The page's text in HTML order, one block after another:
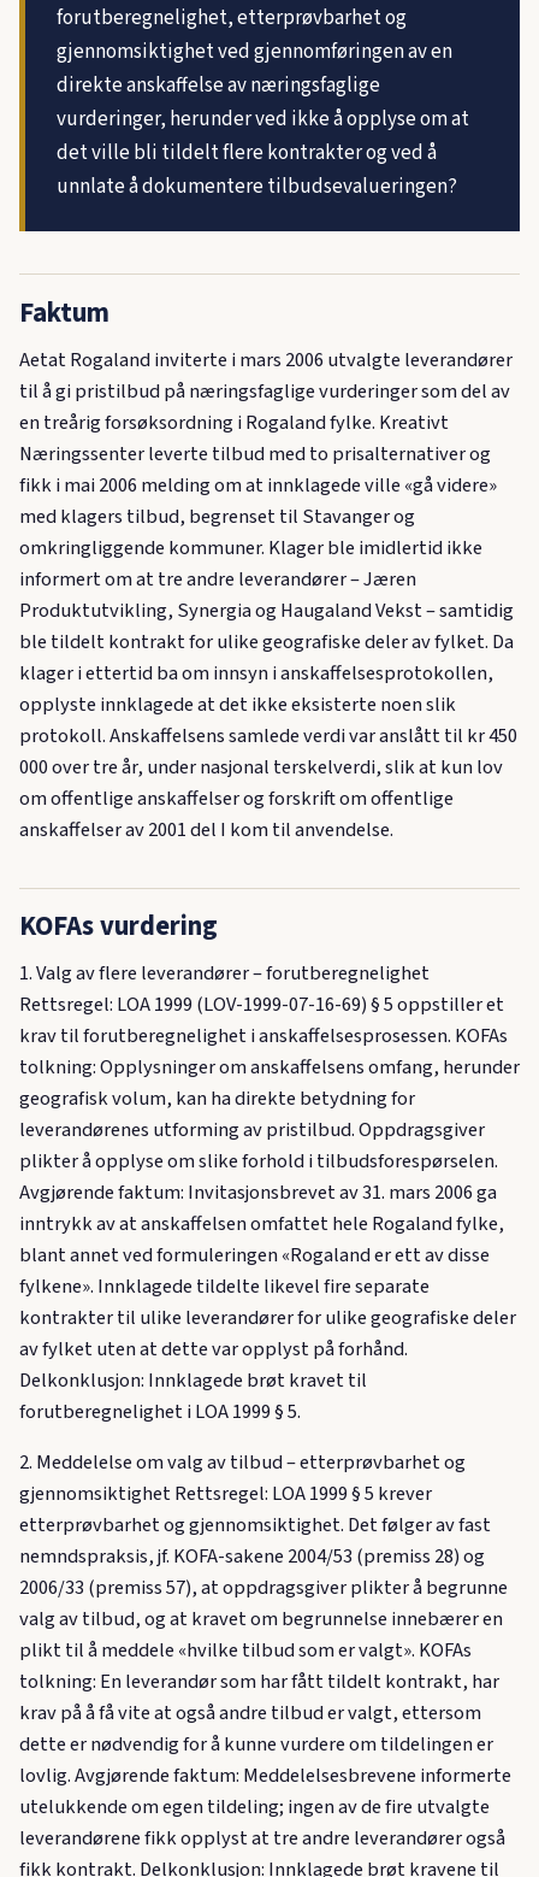
forutberegnelighet, etterprøvbarhet og
gjennomsiktighet ved gjennomføringen av en
direkte anskaffelse av næringsfaglige
vurderinger, herunder ved ikke å opplyse om at
det ville bli tildelt flere kontrakter og ved å
unnlate å dokumentere tilbudsevalueringen?
Faktum
Aetat Rogaland inviterte i mars 2006 utvalgte leverandører
til å gi pristilbud på næringsfaglige vurderinger som del av
en treårig forsøksordning i Rogaland fylke. Kreativt
Næringssenter leverte tilbud med to prisalternativer og
fikk i mai 2006 melding om at innklagede ville «gå videre»
med klagers tilbud, begrenset til Stavanger og
omkringliggende kommuner. Klager ble imidlertid ikke
informert om at tre andre leverandører – Jæren
Produktutvikling, Synergia og Haugaland Vekst – samtidig
ble tildelt kontrakt for ulike geografiske deler av fylket. Da
klager i ettertid ba om innsyn i anskaffelsesprotokollen,
opplyste innklagede at det ikke eksisterte noen slik
protokoll. Anskaffelsens samlede verdi var anslått til kr 450
000 over tre år, under nasjonal terskelverdi, slik at kun lov
om offentlige anskaffelser og forskrift om offentlige
anskaffelser av 2001 del I kom til anvendelse.
KOFAs vurdering
1. Valg av flere leverandører – forutberegnelighet
Rettsregel: LOA 1999 (LOV-1999-07-16-69) § 5 oppstiller et
krav til forutberegnelighet i anskaffelsesprosessen. KOFAs
tolkning: Opplysninger om anskaffelsens omfang, herunder
geografisk volum, kan ha direkte betydning for
leverandørenes utforming av pristilbud. Oppdragsgiver
plikter å opplyse om slike forhold i tilbudsforespørselen.
Avgjørende faktum: Invitasjonsbrevet av 31. mars 2006 ga
inntrykk av at anskaffelsen omfattet hele Rogaland fylke,
blant annet ved formuleringen «Rogaland er ett av disse
fylkene». Innklagede tildelte likevel fire separate
kontrakter til ulike leverandører for ulike geografiske deler
av fylket uten at dette var opplyst på forhånd.
Delkonklusjon: Innklagede brøt kravet til
forutberegnelighet i LOA 1999 § 5.
2. Meddelelse om valg av tilbud – etterprøvbarhet og
gjennomsiktighet Rettsregel: LOA 1999 § 5 krever
etterprøvbarhet og gjennomsiktighet. Det følger av fast
nemndspraksis, jf. KOFA-sakene 2004/53 (premiss 28) og
2006/33 (premiss 57), at oppdragsgiver plikter å begrunne
valg av tilbud, og at kravet om begrunnelse innebærer en
plikt til å meddele «hvilke tilbud som er valgt». KOFAs
tolkning: En leverandør som har fått tildelt kontrakt, har
krav på å få vite at også andre tilbud er valgt, ettersom
dette er nødvendig for å kunne vurdere om tildelingen er
lovlig. Avgjørende faktum: Meddelelsesbrevene informerte
utelukkende om egen tildeling; ingen av de fire utvalgte
leverandørene fikk opplyst at tre andre leverandører også
fikk kontrakt. Delkonklusjon: Innklagede brøt kravene til